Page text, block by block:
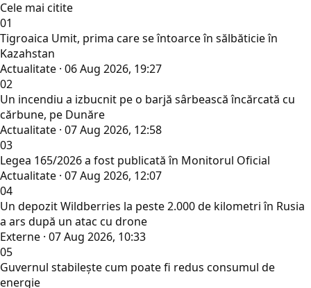
Cele mai citite
01
Tigroaica Umit, prima care se întoarce în sălbăticie în
Kazahstan
Actualitate · 06 Aug 2026, 19:27
02
Un incendiu a izbucnit pe o barjă sârbească încărcată cu
cărbune, pe Dunăre
Actualitate · 07 Aug 2026, 12:58
03
Legea 165/2026 a fost publicată în Monitorul Oficial
Actualitate · 07 Aug 2026, 12:07
04
Un depozit Wildberries la peste 2.000 de kilometri în Rusia
a ars după un atac cu drone
Externe · 07 Aug 2026, 10:33
05
Guvernul stabilește cum poate fi redus consumul de
energie